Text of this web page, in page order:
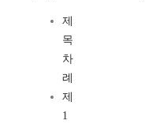
제
목
차
례
제
1